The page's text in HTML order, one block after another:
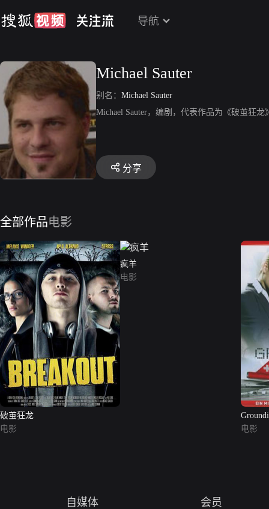
导航
Michael Sauter
别名： Michael Sauter
Michael Sauter，编剧，代表作品为《破茧狂
分享
全部作品电影
破茧狂龙
电影
疯羊
电影
电影
自媒体 会员